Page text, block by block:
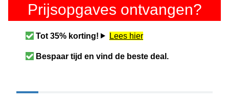
Prijsopgaves ontvangen?
Tot 35% korting! Lees hier
Bespaar tijd en vind de beste deal.